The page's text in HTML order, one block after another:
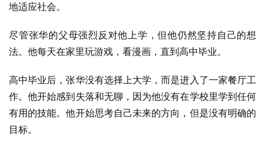
地适应社会。
尽管张华的父母强烈反对他上学，但他仍然坚持自己的想
法。他每天在家里玩游戏，看漫画，直到高中毕业。
高中毕业后，张华没有选择上大学，而是进入了一家餐厅工
作。他开始感到失落和无聊，因为他没有在学校里学到任何
有用的技能。他开始思考自己未来的方向，但是没有明确的
目标。